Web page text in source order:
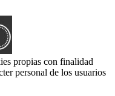
propias con finalidad
personal de los usuarios